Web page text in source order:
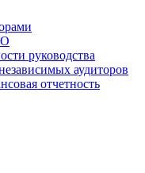
руководства
аудиторов
отчетность